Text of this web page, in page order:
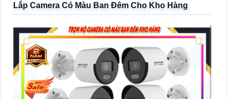
TƯ
LẮP
ĐẶT
PHỤ
Lắp Camera Có Màu Ban Đêm Cho Kho Hàng